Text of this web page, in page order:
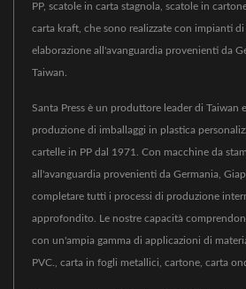
PP, scatole in carta stagnola, scatole in
carta kraft, che sono realizzate con impianti
elaborazione all'avanguardia provenienti da
Taiwan.
Santa Press è un produttore leader di Taiwan
produzione di imballaggi in plastica
cartelle in PP dal 1971. Con macchine da
all'avanguardia provenienti da Germania,
completare tutti i processi di produzione
approfondito. Le nostre capacità
con un'ampia gamma di applicazioni di
PVC., carta in fogli metallici, cartone, carta